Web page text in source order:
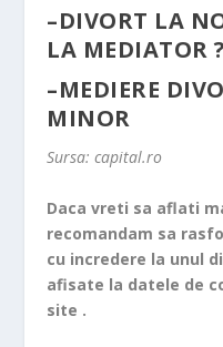
–DIVORT LA
LA MEDIATOR ?
–MEDIERE
MINOR
Sursa: capital.ro
Daca vreti sa aflati
recomandam sa
cu incredere la unul
afisate la datele de
site .